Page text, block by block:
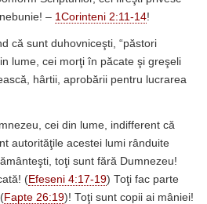
– 1Corinteni 2:11-14!
că sunt duhovniceşti, “păstori
lume, cei morţi în păcate şi greşeli
hârtii, aprobării pentru lucrarea
cei din lume, indifferent că
autorităţile acestei lumi rânduite
toţi sunt fără Dumnezeu!
(Efeseni 4:17-19) Toţi fac parte
Fapte 26:19)! Toţi sunt copii ai mâniei!